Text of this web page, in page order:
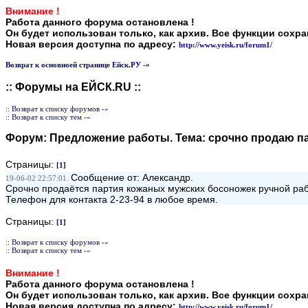
Внимание !
Работа данного форума остановлена !
Он будет использован только, как архив. Все функции
Новая версия доступна по адресу: http://www.yeisk.ru/forum1/
Возврат к основноей странице Ейск.РУ -»
:: Форумы на ЕЙСК.RU ::
:: Возврат к списку форумов -»
:: Возврат к списку тем -»
Форум: Предложение работы. Тема: срочно продаю
Страницы: [1]
19-06-02 22:57:01. Сообщение от: Александр.
Срочно продаётся партия кожаных мужских босоножек ручной
Телефон для контакта 2-23-94 в любое время.
Страницы: [1]
:: Возврат к списку форумов -»
:: Возврат к списку тем -»
Внимание !
Работа данного форума остановлена !
Он будет использован только, как архив. Все функции